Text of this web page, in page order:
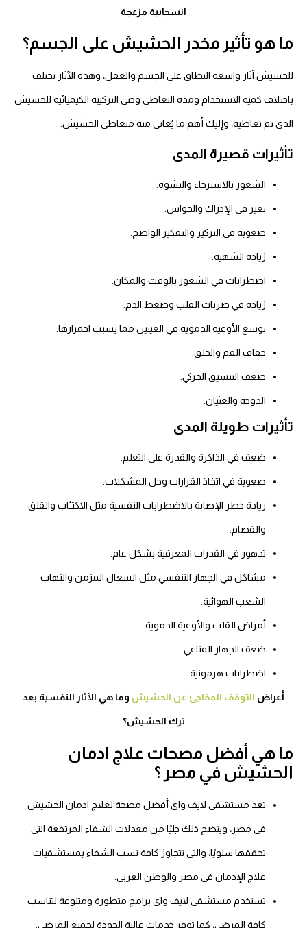
انسحابية مزعجة
ما هو تأثير مخدر الحشيش على الجسم؟
للحشيش آثار واسعة النطاق على الجسم والعقل، وهذه الآثار تختلف
باختلاف كمية الاستخدام ومدة التعاطي وحتى التركيبة الكيميائية للحشيش
الذي تم تعاطيه، وإليك أهم ما يُعاني منه متعاطي الحشيش
تأثيرات قصيرة المدى
الشعور بالاسترخاء والنشوة.
تغير في الإدراك والحواس.
صعوبة في التركيز والتفكير الواضح.
زيادة الشهية.
اضطرابات في الشعور بالوقت والمكان.
زيادة في ضربات القلب وضغط الدم.
توسع الأوعية الدموية في العينين مما يسبب احمرارها.
جفاف الفم والحلق.
ضعف التنسيق الحركي.
الدوخة والغثيان.
تأثيرات طويلة المدى
ضعف في الذاكرة والقدرة على التعلم.
صعوبة في اتخاذ القرارات وحل المشكلات.
زيادة خطر الإصابة بالاضطرابات النفسية مثل الاكتئاب والقلق
والفصام.
تدهور في القدرات المعرفية بشكل عام.
مشاكل في الجهاز التنفسي مثل السعال المزمن والتهاب
الشعب الهوائية.
أمراض القلب والأوعية الدموية.
ضعف الجهاز المناعي.
اضطرابات هرمونية.
أعراض التوقف المفاجئ عن الحشيش وما هي الآثار النفسية بعد
ترك الحشيش؟
ما هي أفضل مصحات علاج ادمان
الحشيش في مصر ؟
تعد مستشفى لايف واي أفضل مصحة لعلاج ادمان الحشيش
في مصر، ويتضح ذلك جليًا من معدلات الشفاء المرتفعة التي
تحققها سنويًا، والتي تتجاوز كافة نسب الشفاء بمستشفيات
علاج الإدمان في مصر والوطن العربي.
تستخدم مستشفى لايف واي برامج متطورة ومتنوعة لتناسب
كافة المرضى، كما توفر خدمات عالية الجودة لجميع المرضى.